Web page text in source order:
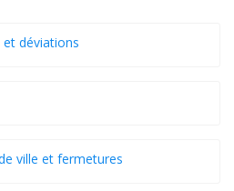
et déviations
ville et fermetures